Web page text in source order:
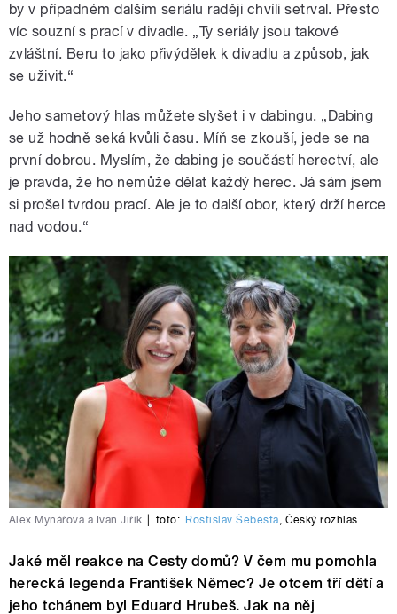
by v případném dalším seriálu raději chvíli setrval. Přesto
víc souzní s prací v divadle. „Ty seriály jsou takové
zvláštní. Beru to jako přivýdělek k divadlu a způsob, jak
se uživit.“
Jeho sametový hlas můžete slyšet i v dabingu. „Dabing
se už hodně seká kvůli času. Míň se zkouší, jede se na
první dobrou. Myslím, že dabing je součástí herectví, ale
je pravda, že ho nemůže dělat každý herec. Já sám jsem
si prošel tvrdou prací. Ale je to další obor, který drží herce
nad vodou.“
Alex Mynářová a Ivan Jiřík foto: Rostislav Šebesta, Český rozhlas
Jaké měl reakce na Cesty domů? V čem mu pomohla
herecká legenda František Němec? Je otcem tří dětí a
jeho tchánem byl Eduard Hrubeš. Jak na něj